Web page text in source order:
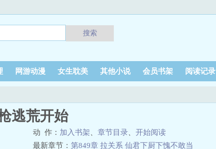
搜索
网游动漫 女生耽美 其他小说 会员书架 阅读记录
逃荒开始
动 作： 加入书架 章节目录
开始阅读
最新章节： 第849章 拉关系 仙君下厨下愧不敢当